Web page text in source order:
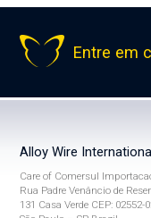
Entre em
Alloy Wire
Care of Comersul
Rua Padre Venâncio de
131 Casa Verde CEP: 02552-